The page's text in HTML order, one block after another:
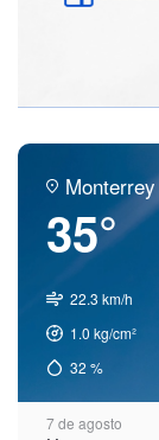
Monterrey
35°
22.3 km/h
1.0 kg/cm²
32 %
7 de agosto